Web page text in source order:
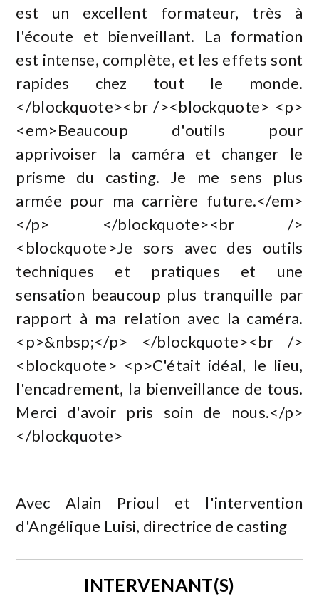
est un excellent formateur, très à
l'écoute et bienveillant. La formation
est intense, complète, et les effets sont
rapides chez tout le monde.
</blockquote><br /><blockquote> <p>
<em>Beaucoup d'outils pour
apprivoiser la caméra et changer le
prisme du casting. Je me sens plus
armée pour ma carrière future.</em>
</p> </blockquote><br />
<blockquote>Je sors avec des outils
techniques et pratiques et une
sensation beaucoup plus tranquille par
rapport à ma relation avec la caméra.
<p>&nbsp;</p> </blockquote><br />
<blockquote> <p>C'était idéal, le lieu,
l'encadrement, la bienveillance de tous.
Merci d'avoir pris soin de nous.</p>
</blockquote>
Avec Alain Prioul et l'intervention
d'Angélique Luisi, directrice de casting
INTERVENANT(S)